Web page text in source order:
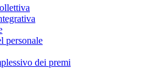
personale
dei premi